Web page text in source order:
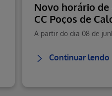
Novo horário
CC Poços de
Continuar lendo